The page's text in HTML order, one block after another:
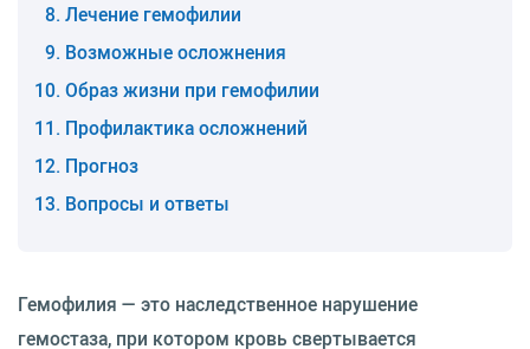
Лечение гемофилии
Возможные осложнения
Образ жизни при гемофилии
Профилактика осложнений
Прогноз
Вопросы и ответы
Гемофилия — это наследственное нарушение
гемостаза, при котором кровь свертывается